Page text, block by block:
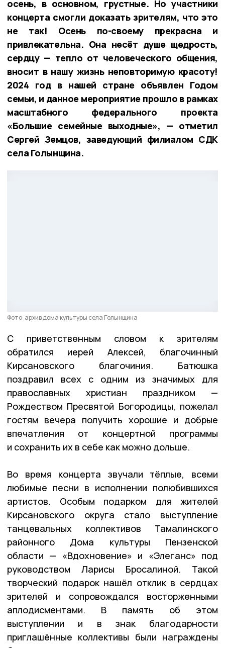
осень, в основном, грустные. Но участники
концерта смогли доказать зрителям, что это
не так! Осень по-своему прекрасна и
привлекательна. Она несёт душе щедрость,
сердцу — тепло от человеческого общения,
вносит в нашу жизнь неповторимую красоту!
2024 год в нашей стране объявлен Годом
семьи, и данное мероприятие прошло в рамках
масштабного федерального проекта
«Большие семейные выходные», — отметил
Сергей Земцов, заведующий филиалом СДК
села Голынщина.
Фото: архив дома культуры села Голынщина
С приветственным словом к зрителям
обратился иерей Алексей, благочинный
Кирсановского благочиния. Батюшка
поздравил всех с одним из значимых для
православных христиан праздником —
Рождеством Пресвятой Богородицы, пожелал
гостям вечера получить хорошие и добрые
впечатления от концертной программы
и сохранить их в себе как можно дольше.
Во время концерта звучали тёплые, всеми
любимые песни в исполнении полюбившихся
артистов. Особым подарком для жителей
Кирсановского округа стало выступление
танцевальных коллективов Тамалинского
районного Дома культуры Пензенской
области — «Вдохновение» и «Элеганс» под
руководством Ларисы Бросалиной. Такой
творческий подарок нашёл отклик в сердцах
зрителей и сопровождался восторженными
аплодисментами. В память об этом
выступлении и в знак благодарности
приглашённые коллективы были награждены